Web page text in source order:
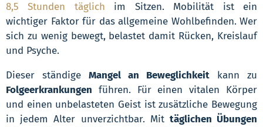
8,5 Stunden täglich im Sitzen. Mobilität ist ein
wichtiger Faktor für das allgemeine Wohlbefinden. Wer
sich zu wenig bewegt, belastet damit Rücken, Kreislauf
und Psyche.
Dieser ständige Mangel an Beweglichkeit kann zu
Folgeerkrankungen führen. Für einen vitalen Körper
und einen unbelasteten Geist ist zusätzliche Bewegung
in jedem Alter unverzichtbar. Mit täglichen Übungen